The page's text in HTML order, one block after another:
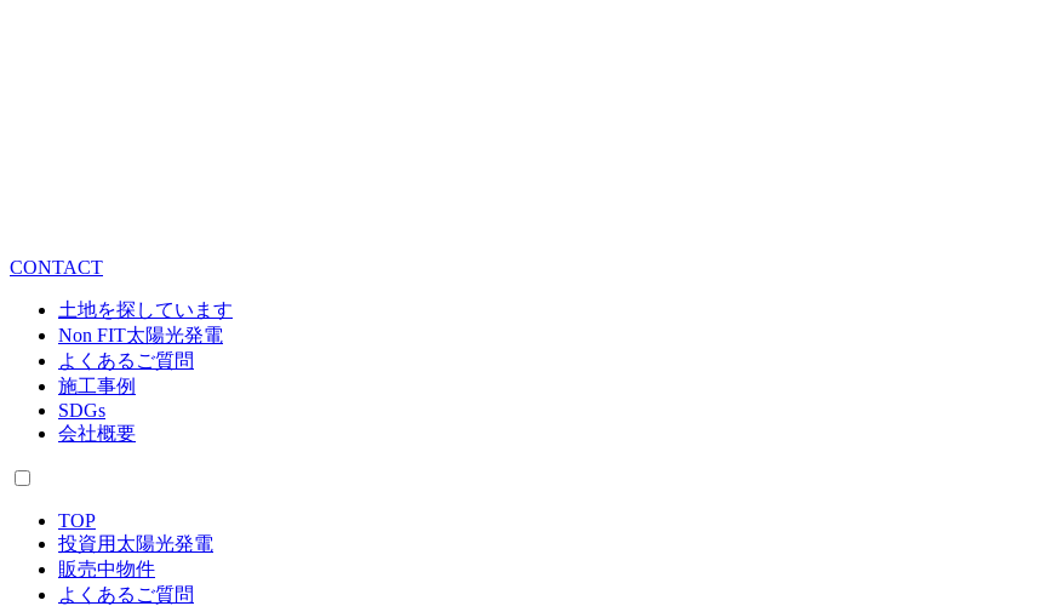
CONTACT
土地を探しています
Non FIT太陽光発電
よくあるご質問
施工事例
SDGs
会社概要
TOP
投資用太陽光発電
販売中物件
よくあるご質問